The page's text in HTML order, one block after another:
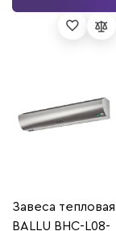
Завеса тепловая
BALLU BHC-L08-